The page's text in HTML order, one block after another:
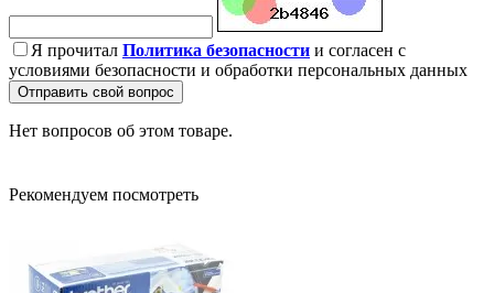
Я прочитал Политика безопасности и согласен с
условиями безопасности и обработки персональных данных
Отправить свой вопрос
Нет вопросов об этом товаре.
Рекомендуем посмотреть